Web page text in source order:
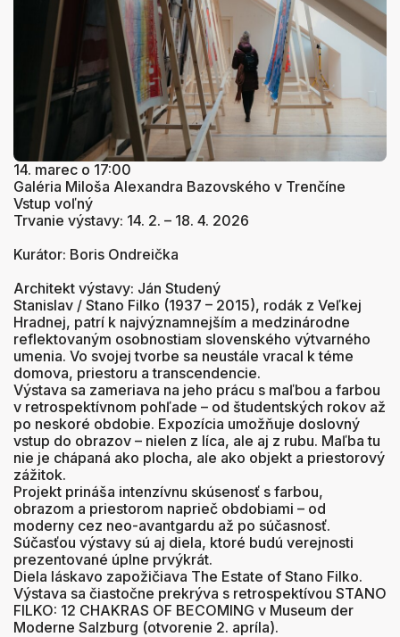
14. marec o 17:00
Galéria Miloša Alexandra Bazovského v Trenčíne
Vstup voľný
Trvanie výstavy: 14. 2. – 18. 4. 2026
Kurátor: Boris Ondreička
Architekt výstavy: Ján Studený
Stanislav / Stano Filko (1937 – 2015), rodák z Veľkej
Hradnej, patrí k najvýznamnejším a medzinárodne
reflektovaným osobnostiam slovenského výtvarného
umenia. Vo svojej tvorbe sa neustále vracal k téme
domova, priestoru a transcendencie.
Výstava sa zameriava na jeho prácu s maľbou a farbou
v retrospektívnom pohľade – od študentských rokov až
po neskoré obdobie. Expozícia umožňuje doslovný
vstup do obrazov – nielen z líca, ale aj z rubu. Maľba tu
nie je chápaná ako plocha, ale ako objekt a priestorový
zážitok.
Projekt prináša intenzívnu skúsenosť s farbou,
obrazom a priestorom naprieč obdobiami – od
moderny cez neo-avantgardu až po súčasnosť.
Súčasťou výstavy sú aj diela, ktoré budú verejnosti
prezentované úplne prvýkrát.
Diela láskavo zapožičiava The Estate of Stano Filko.
Výstava sa čiastočne prekrýva s retrospektívou STANO
FILKO: 12 CHAKRAS OF BECOMING v Museum der
Moderne Salzburg (otvorenie 2. apríla).